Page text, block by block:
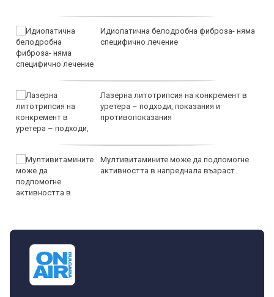
Идиопатична белодробна фиброза- няма
специфично лечение
Лазерна литотрипсия на конкремент в
уретера – подходи, показания и
противопоказания
Мултивитамините може да подпомогне
активността в напреднала възраст